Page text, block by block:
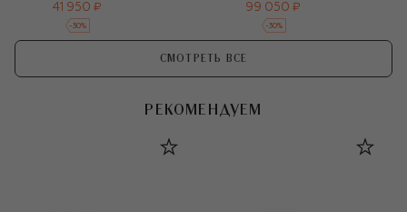
41 950 ₽
-30%
99 050 ₽
-30%
СМОТРЕТЬ ВСЕ
РЕКОМЕНДУЕМ